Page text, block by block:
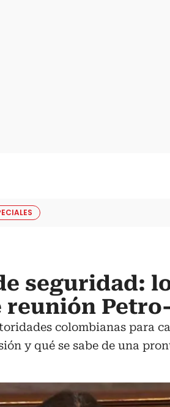
seguridad:
reunión
colombianas para
y qué se sabe de una